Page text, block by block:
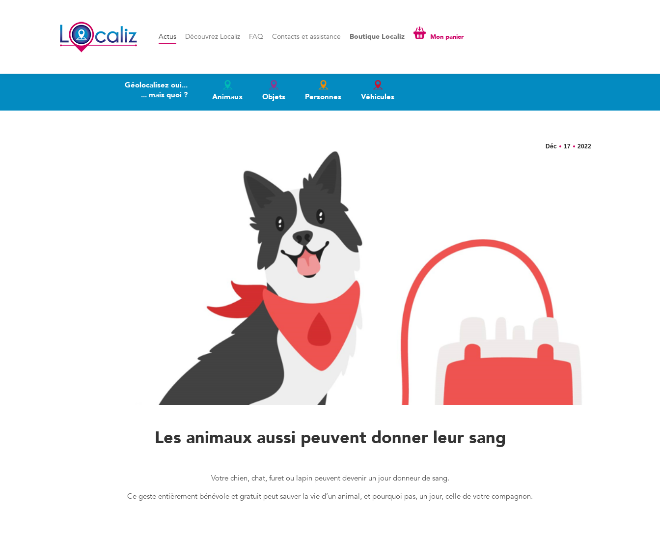
Actus Découvrez Localiz FAQ Contacts et assistance Boutique Localiz Mon panier
Géolocalisez oui...
... mais quoi ?
Animaux Objets Personnes Véhicules
Déc 17 2022
Les animaux aussi peuvent donner leur sang
Votre chien, chat, furet ou lapin peuvent devenir un jour donneur de sang.
Ce geste entièrement bénévole et gratuit peut sauver la vie d’un animal, et pourquoi pas, un jour, celle de votre compagnon.